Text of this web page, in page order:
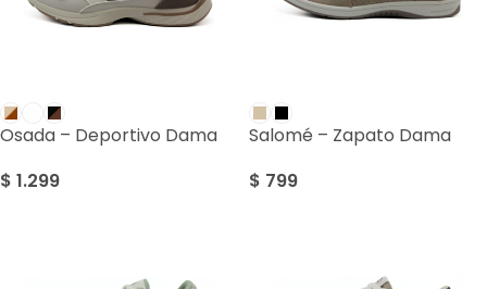
Osada – Deportivo Dama
$ 1.299
Salomé – Zapato Dama
$ 799